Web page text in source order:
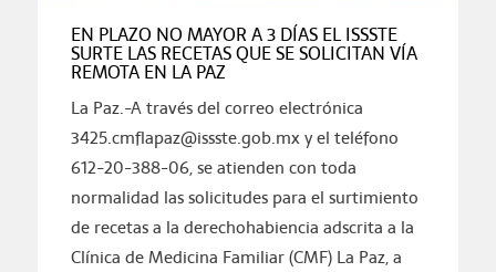
EN PLAZO NO MAYOR A 3 DÍAS EL ISSSTE
SURTE LAS RECETAS QUE SE SOLICITAN VÍA
REMOTA EN LA PAZ
La Paz.-A través del correo electrónica
3425.cmflapaz@issste.gob.mx y el teléfono
612-20-388-06, se atienden con toda
normalidad las solicitudes para el surtimiento
de recetas a la derechohabiencia adscrita a la
Clínica de Medicina Familiar (CMF) La Paz, a